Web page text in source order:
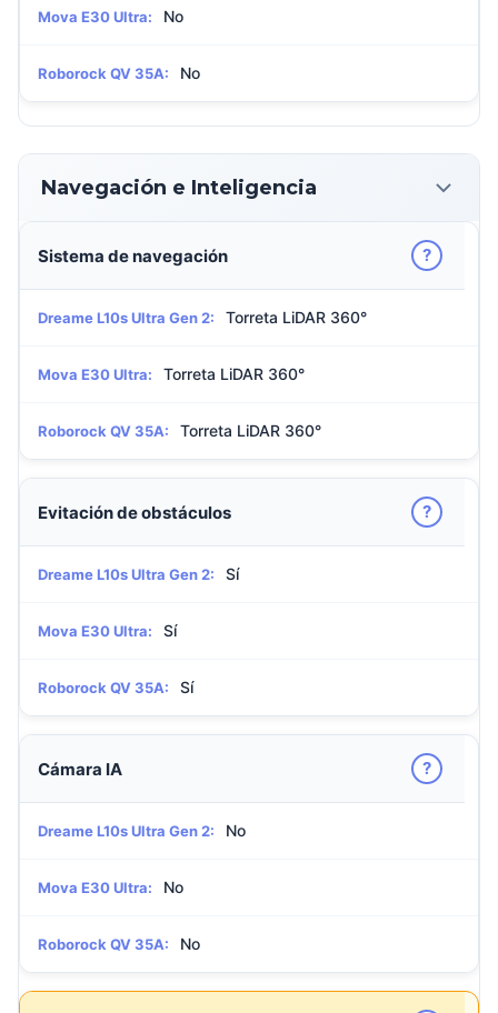
Mova E30 Ultra: No
Roborock QV 35A: No
Navegación e Inteligencia
Sistema de navegación ?
Dreame L10s Ultra Gen 2: Torreta LiDAR 360°
Mova E30 Ultra: Torreta LiDAR 360°
Roborock QV 35A: Torreta LiDAR 360°
Evitación de obstáculos ?
Dreame L10s Ultra Gen 2: Sí
Mova E30 Ultra: Sí
Roborock QV 35A: Sí
Cámara IA ?
Dreame L10s Ultra Gen 2: No
Mova E30 Ultra: No
Roborock QV 35A: No